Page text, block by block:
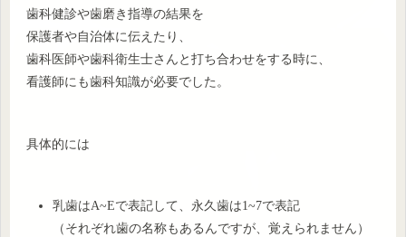
歯科健診や歯磨き指導の結果を
保護者や自治体に伝えたり、
歯科医師や歯科衛生士さんと打ち合わせをする時に、
看護師にも歯科知識が必要でした。
具体的には
乳歯はA~Eで表記して、永久歯は1~7で表記
（それぞれ歯の名称もあるんですが、覚えられません）